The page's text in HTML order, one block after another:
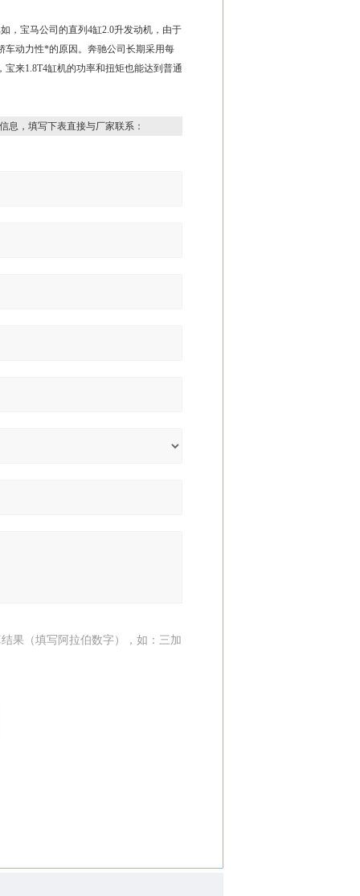
，宝马公司的直列4缸2.0升发动机，由于
车动力性*的原因。奔驰公司长期采用每
来1.8T4缸机的功率和扭矩也能达到普通
息，填写下表直接与厂家联系：
果（填写阿拉伯数字），如：三加